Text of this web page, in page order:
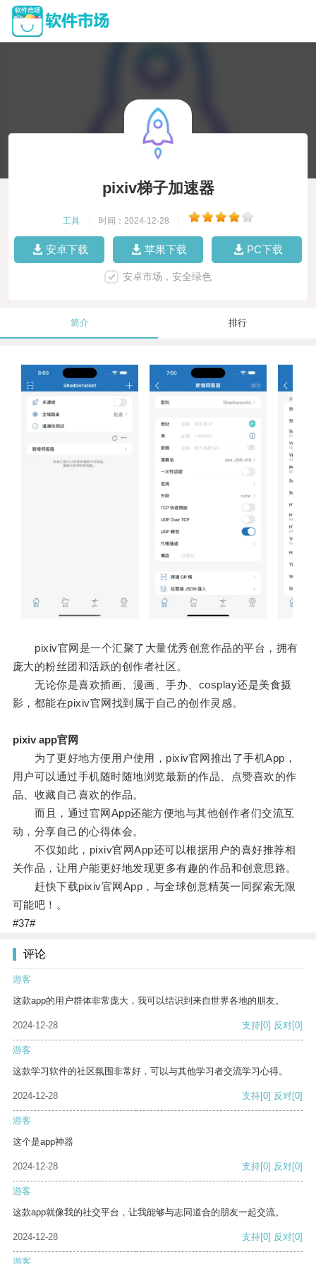
pixiv梯子加速器
工具 时间：2024-12-28
安卓下载 苹果下载 PC下载
安卓市场，安全绿色
简介 排行
pixiv官网是一个汇聚了大量优秀创意作品的平台，拥有
庞大的粉丝团和活跃的创作者社区。
无论你是喜欢插画、漫画、手办、cosplay还是美食摄
影，都能在pixiv官网找到属于自己的创作灵感。
pixiv app官网
为了更好地方便用户使用，pixiv官网推出了手机App，
用户可以通过手机随时随地浏览最新的作品、点赞喜欢的作
品、收藏自己喜欢的作品。
而且，通过官网App还能方便地与其他创作者们交流互
动，分享自己的心得体会。
不仅如此，pixiv官网App还可以根据用户的喜好推荐相
关作品，让用户能更好地发现更多有趣的作品和创意思路。
赶快下载pixiv官网App，与全球创意精英一同探索无限
可能吧！。
#37#
评论
游客
这款app的用户群体非常庞大，我可以结识到来自世界各地的朋友。
2024-12-28 支持[0] 反对[0]
游客
这款学习软件的社区氛围非常好，可以与其他学习者交流学习心得。
2024-12-28 支持[0] 反对[0]
游客
这个是app神器
2024-12-28 支持[0] 反对[0]
游客
这款app就像我的社交平台，让我能够与志同道合的朋友一起交流。
2024-12-28 支持[0] 反对[0]
游客